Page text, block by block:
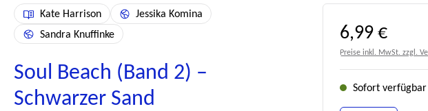
Kate Harrison
Jessika Komina
Sandra Knuffinke
Soul Beach (Band 2) –
Schwarzer Sand
Regulärer Preis:
6,99 €
Preise inkl. MwSt. zzgl.
Sofort verfügbar